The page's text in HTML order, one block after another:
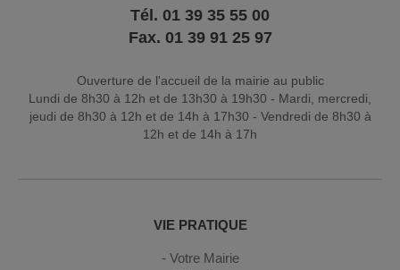
Tél. 01 39 35 55 00
Fax. 01 39 91 25 97
Ouverture de l'accueil de la mairie au public
Lundi de 8h30 à 12h et de 13h30 à 19h30 - Mardi, mercredi,
jeudi de 8h30 à 12h et de 14h à 17h30 - Vendredi de 8h30 à
12h et de 14h à 17h
VIE PRATIQUE
Votre Mairie